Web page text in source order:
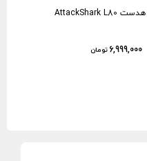
هدست AttackShark L80
6,999,000تومان